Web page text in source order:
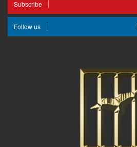
Subscribe
Follow us